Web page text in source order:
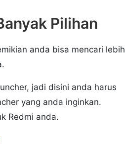
Pilihan
anda bisa mencari lebih
jadi disini anda harus
yang anda inginkan.
Redmi anda.